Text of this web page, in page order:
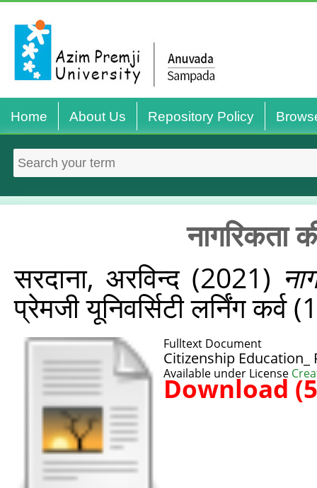
Home About Us Repository Policy
नागरिकता
सरदाना, अरविन्‍द (2021)
प्रेमजी यूनिवर्सिटी लर्निंग
Fulltext Document
Citizenship
Available under License
Download